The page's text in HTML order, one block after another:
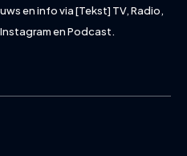
en info via [Tekst] TV, Radio,
en Podcast.